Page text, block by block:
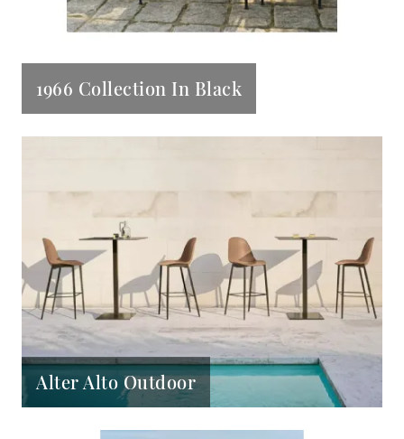
1966 Collection In Black
Alter Alto Outdoor